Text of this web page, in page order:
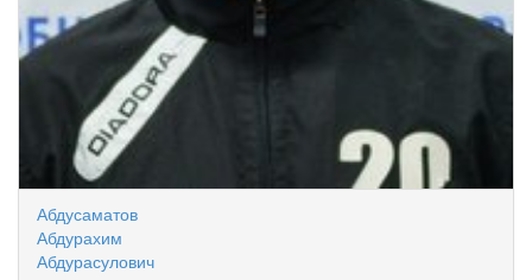
Абдусаматов
Абдурахим
Абдурасулович